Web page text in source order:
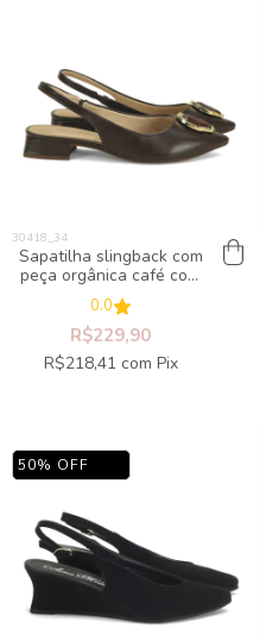
Sapatilha slingback com
peça orgânica café com
marsala
0.0
R$229,90
R$218,41 com Pix
50% OFF